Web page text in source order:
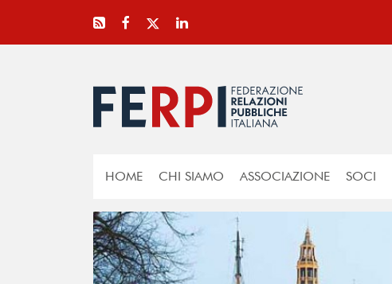
HOME CHI SIAMO ASSOCIAZIONE SOCI